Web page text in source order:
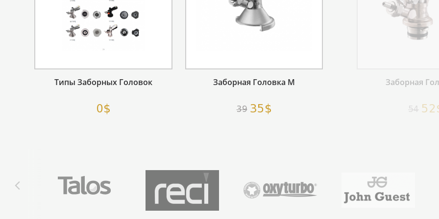
Типы Заборных Головок
0$
Заборная Головка M
39 35$
Заборная Головка
52$